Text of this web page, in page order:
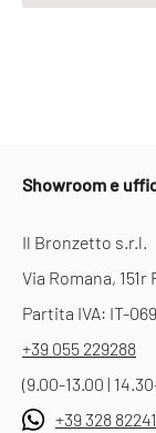
Showroom e
Il Bronzetto s.r.l.
Via Romana, 151r
Partita IVA: IT-
+39 055 229288
(9.00-13.00 |
+39 328